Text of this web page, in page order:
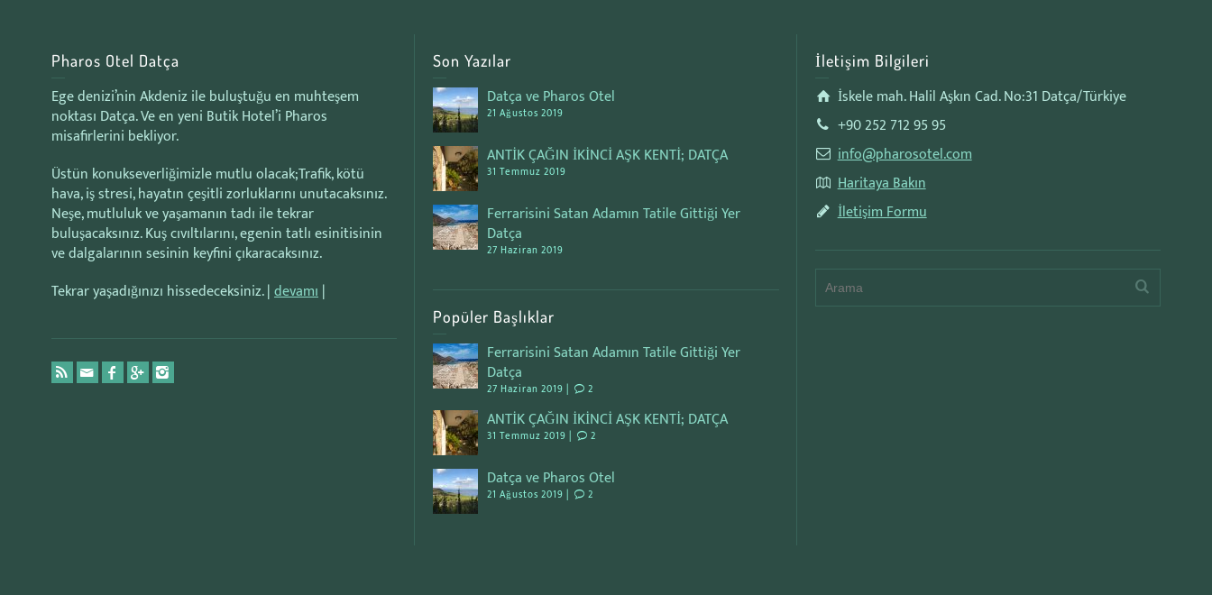
Pharos Otel Datça
Ege denizi’nin Akdeniz ile buluştuğu en muhteşem
noktası Datça. Ve en yeni Butik Hotel’i Pharos
misafirlerini bekliyor.
Üstün konukseverliğimizle mutlu olacak;Trafik, kötü
hava, iş stresi, hayatın çeşitli zorluklarını unutacaksınız.
Neşe, mutluluk ve yaşamanın tadı ile tekrar
buluşacaksınız. Kuş cıvıltılarını, egenin tatlı esinitisinin
ve dalgalarının sesinin keyfini çıkaracaksınız.
Tekrar yaşadığınızı hissedeceksiniz. |devamı|
Son Yazılar
Datça ve Pharos Otel
21 Ağustos 2019
ANTİK ÇAĞIN İKİNCİ AŞK KENTİ; DATÇA
31 Temmuz 2019
Ferrarisini Satan Adamın Tatile Gittiği Yer
Datça
27 Haziran 2019
Popüler Başlıklar
Ferrarisini Satan Adamın Tatile Gittiği Yer
Datça
27 Haziran 2019 | 2
ANTİK ÇAĞIN İKİNCİ AŞK KENTİ; DATÇA
31 Temmuz 2019 | 2
Datça ve Pharos Otel
21 Ağustos 2019 | 2
İletişim Bilgileri
İskele mah. Halil Aşkın Cad. No:31 Datça/Türkiye
+90 252 712 95 95
info@pharosotel.com
Haritaya Bakın
İletişim Formu